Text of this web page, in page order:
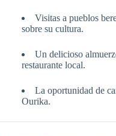
Visitas a pueblos
sobre su cultura.
Un delicioso
restaurante local.
La oportunidad de
Ourika.